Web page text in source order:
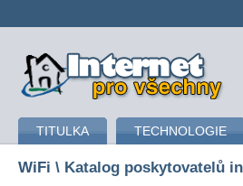
připojení k internetu
TITULKA TECHNOLOGIE
WiFi \ Katalog poskytovatelů